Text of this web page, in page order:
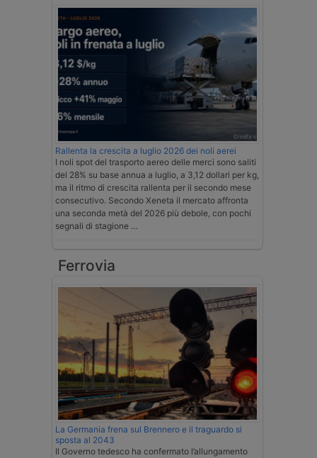
Rallenta la crescita a luglio 2026 dei noli aerei
I noli spot del trasporto aereo delle merci sono saliti
del 28% su base annua a luglio, a 3,12 dollari per kg,
ma il ritmo di crescita rallenta per il secondo mese
consecutivo. Secondo Xeneta il mercato affronta
una seconda metà del 2026 più debole, con pochi
segnali di stagione …
Ferrovia
La Germania frena sul Brennero e il traguardo si
sposta al 2043
Il Governo tedesco ha confermato l’allungamento